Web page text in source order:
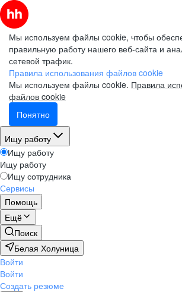
Мы используем файлы cookie, чтобы
правильную работу нашего веб-сайта и
сетевой трафик.
Правила использования файлов cookie
Мы используем файлы cookie. Правила
файлов cookie
Понятно
Ищу работу
Ищу работу
Ищу работу
Ищу сотрудника
Сервисы
Помощь
Ещё
Поиск
Белая Холуница
Войти
Войти
Создать резюме